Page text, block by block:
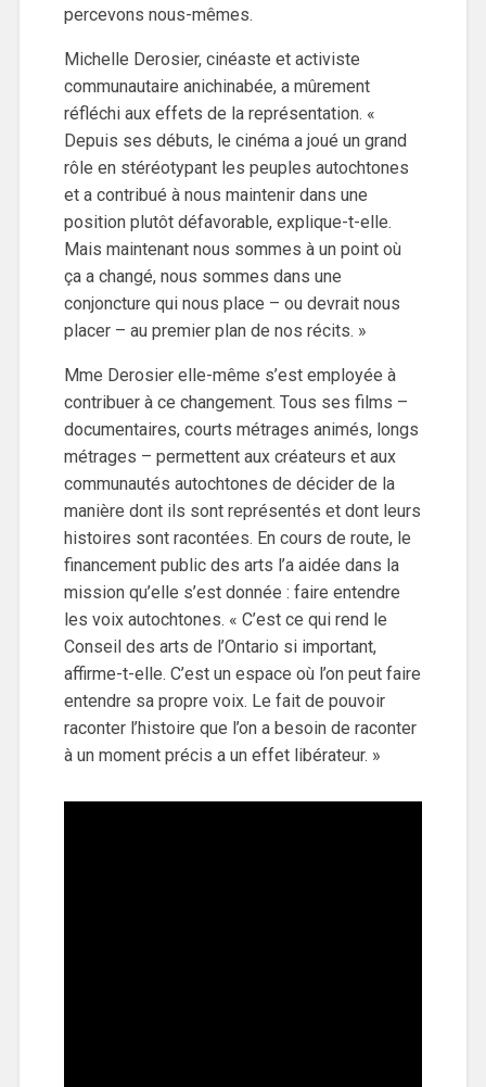
percevons nous-mêmes.
Michelle Derosier, cinéaste et activiste
communautaire anichinabée, a mûrement
réfléchi aux effets de la représentation. «
Depuis ses débuts, le cinéma a joué un grand
rôle en stéréotypant les peuples autochtones
et a contribué à nous maintenir dans une
position plutôt défavorable, explique-t-elle.
Mais maintenant nous sommes à un point où
ça a changé, nous sommes dans une
conjoncture qui nous place – ou devrait nous
placer – au premier plan de nos récits. »
Mme Derosier elle-même s’est employée à
contribuer à ce changement. Tous ses films –
documentaires, courts métrages animés, longs
métrages – permettent aux créateurs et aux
communautés autochtones de décider de la
manière dont ils sont représentés et dont leurs
histoires sont racontées. En cours de route, le
financement public des arts l’a aidée dans la
mission qu’elle s’est donnée : faire entendre
les voix autochtones. « C’est ce qui rend le
Conseil des arts de l’Ontario si important,
affirme-t-elle. C’est un espace où l’on peut faire
entendre sa propre voix. Le fait de pouvoir
raconter l’histoire que l’on a besoin de raconter
à un moment précis a un effet libérateur. »